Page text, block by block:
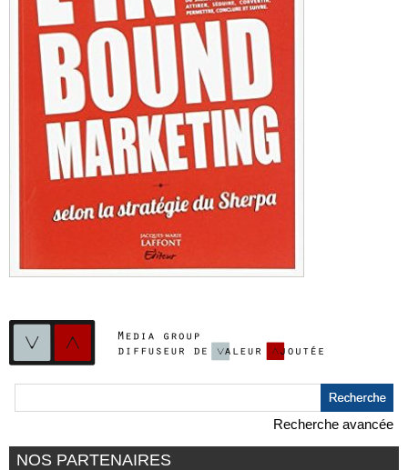
Recherche avancée
NOS PARTENAIRES